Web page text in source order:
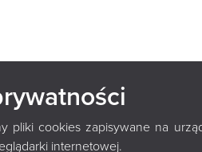
cookies zapisywane na
internetowej.